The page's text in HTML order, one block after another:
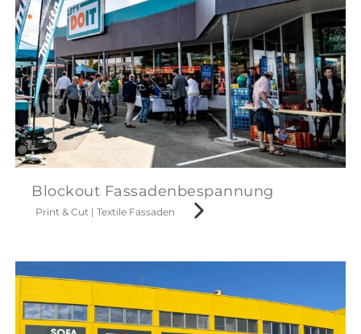
Blockout Fassadenbespannung
Print & Cut | Textile Fassaden